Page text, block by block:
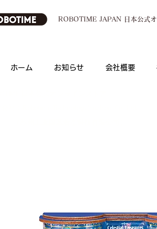
ROBOTIME JAPAN 日本公式オ
ホーム お知らせ 会社概要